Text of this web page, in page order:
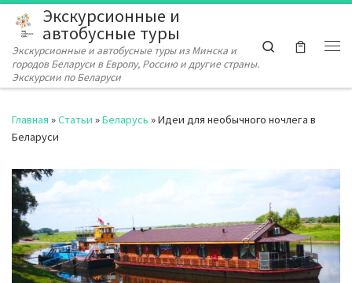
Перейти к содержимому
Экскурсионные и
автобусные туры
Экскурсионные и автобусные туры из Минска и
городов Беларуси в Европу, Россию и другие страны.
Экскурсии по Беларуси
Search
Главная »Статьи »Беларусь »Идеи для необычного ночлега в
Беларуси